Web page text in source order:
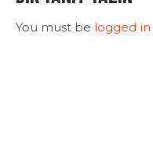
You must be logged in